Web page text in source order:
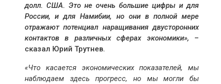
долл. США. Это не очень большие цифры и для
России, и для Намибии, но они в полной мере
отражают потенциал наращивания двусторонних
контактов в различных сферах экономики», –
сказал Юрий Трутнев.
«Что касается экономических показателей, мы
наблюдаем здесь прогресс, но мы могли бы